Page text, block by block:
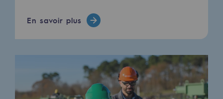
Biométhane : Enjeux et opportunités
Qu'est-ce que la méthanisation ?
Hydrogène
Hydrogène
En savoir plus